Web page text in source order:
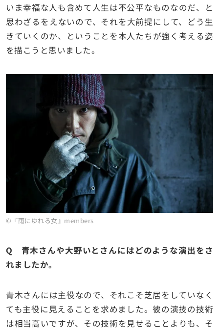
いま幸福な人も含めて人生は不公平なものなのだ、と
思わざるをえないので、それを大前提にして、どう生
きていくのか、ということを本人たちが強く考える姿
を描こうと思いました。
©『雨にゆれる女』members
Q 青木さんや大野いとさんにはどのような演出をさ
れましたか。
青木さんには主役なので、それこそ芝居をしていなく
ても主役に見えることを求めました。彼の演技の技術
は相当高いですが、その技術を見せることよりも、そ